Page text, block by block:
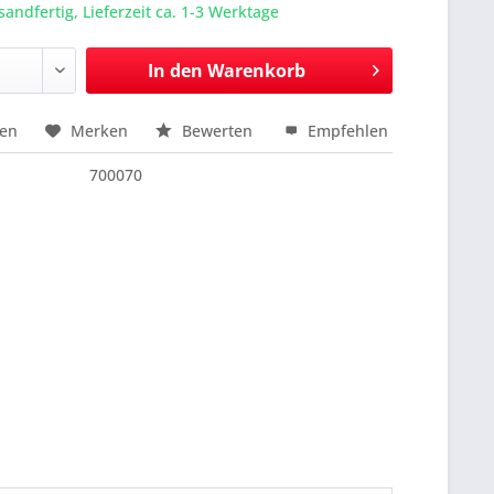
Lieferzeit ca. 1-3 Werktage
In den Warenkorb
Merken Bewerten Empfehlen
700070